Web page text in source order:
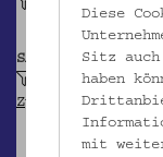
SAMMLUNG
Krpata, Margit
Zypern
Diese
Sitz auch
haben
mit